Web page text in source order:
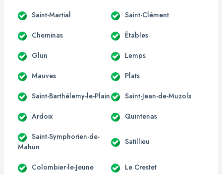
Saint-Martial Saint-Clément
Cheminas Étables
Glun Lemps
Mauves Plats
Saint-Barthélemy-le-Plain Saint-Jean-de-Muzols
Ardoix Quintenas
Saint-Symphorien-de-
Mahun
Satillieu
Colombier-le-Jeune Le Crestet